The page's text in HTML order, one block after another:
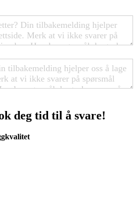
deg tid til å svare!